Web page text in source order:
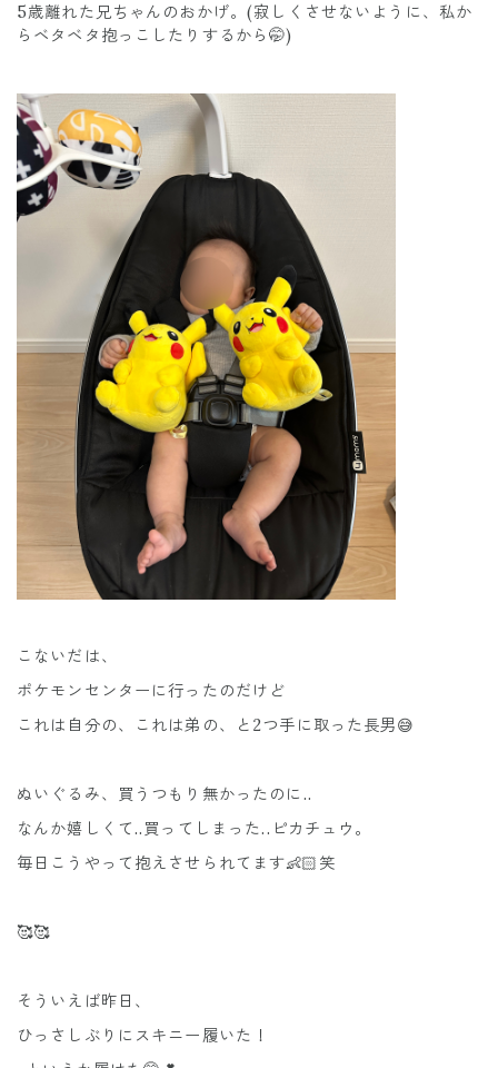
5歳離れた兄ちゃんのおかげ。(寂しくさせないように、私か
らベタベタ抱っこしたりするから🤭)
こないだは、
ポケモンセンターに行ったのだけど
これは自分の、これは弟の、と2つ手に取った長男😅
ぬいぐるみ、買うつもり無かったのに..
なんか嬉しくて..買ってしまった..ピカチュウ。
毎日こうやって抱えさせられてます👶🏻笑
🥰🥰
そういえば昨日、
ひっさしぶりにスキニー履いた！